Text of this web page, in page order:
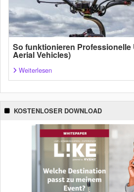
So funktionieren Professionelle
Aerial Vehicles)
Weiterlesen
KOSTENLOSER DOWNLOAD